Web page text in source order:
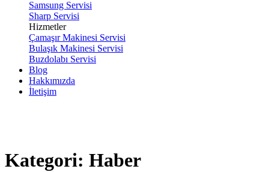
Samsung Servisi
Sharp Servisi
Hizmetler
Çamaşır Makinesi Servisi
Bulaşık Makinesi Servisi
Buzdolabı Servisi
Blog
Hakkımızda
İletişim
Kategori: Haber